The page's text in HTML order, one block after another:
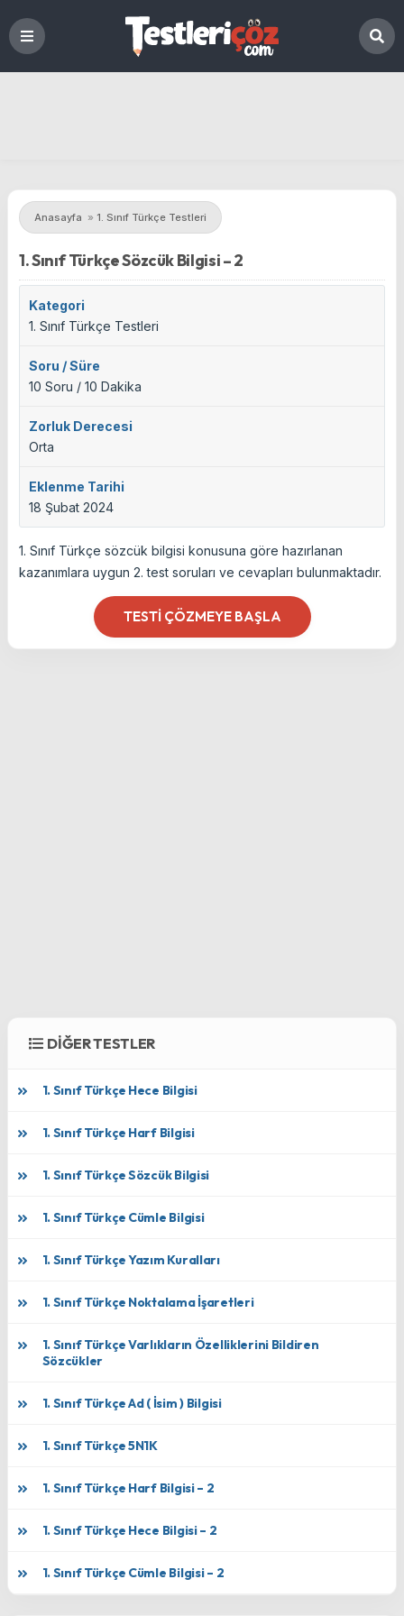
Anasayfa » 1. Sınıf Türkçe Testleri
1. Sınıf Türkçe Sözcük Bilgisi – 2
Kategori
1. Sınıf Türkçe Testleri
Soru / Süre
10 Soru / 10 Dakika
Zorluk Derecesi
Orta
Eklenme Tarihi
18 Şubat 2024
1. Sınıf Türkçe sözcük bilgisi konusuna göre hazırlanan
kazanımlara uygun 2. test soruları ve cevapları bulunmaktadır.
TESTI ÇÖZMEYE BAŞLA
DİĞER TESTLER
1. Sınıf Türkçe Hece Bilgisi
1. Sınıf Türkçe Harf Bilgisi
1. Sınıf Türkçe Sözcük Bilgisi
1. Sınıf Türkçe Cümle Bilgisi
1. Sınıf Türkçe Yazım Kuralları
1. Sınıf Türkçe Noktalama İşaretleri
1. Sınıf Türkçe Varlıkların Özelliklerini Bildiren
Sözcükler
1. Sınıf Türkçe Ad ( İsim ) Bilgisi
1. Sınıf Türkçe 5N1K
1. Sınıf Türkçe Harf Bilgisi – 2
1. Sınıf Türkçe Hece Bilgisi – 2
1. Sınıf Türkçe Cümle Bilgisi – 2